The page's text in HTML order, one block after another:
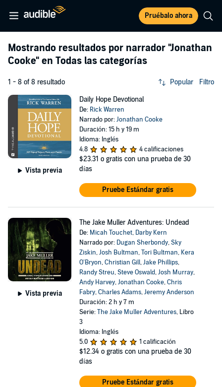
Pruébalo ahora
Mostrando resultados por narrador "Jonathan
Cooke" en Todas las categorías
1 - 8 of 8 resultado Popular Filtro
Vista previa
Daily Hope Devotional
De: Rick Warren
Narrado por:Jonathan Cooke
Duración: 15 h y 19 m
Idioma: Inglés
4.8
4 calificaciones
$23.31 o gratis con una prueba de 30
días
Pruebe Estándar gratis
Vista previa
The Jake Muller Adventures: Undead
De: Micah Touchet, Darby Kern
Narrado por: Dugan Sherbondy,Sky
Ziskin,Josh Bultman,Tori Bultman, Kera
O’Bryon,Christian Gill,Jake Phillips,
Randy Streu,Steve Oswald,Josh Murray,
Andy Harvey,Jonathan Cooke,Chris
Fabry,Charles Adams,Jeremy Anderson
Duración: 2 h y 7 m
Serie:The Jake Muller Adventures, Libro
3
Idioma: Inglés
5.0
1 calificación
$12.34 o gratis con una prueba de 30
días
Pruebe Estándar gratis